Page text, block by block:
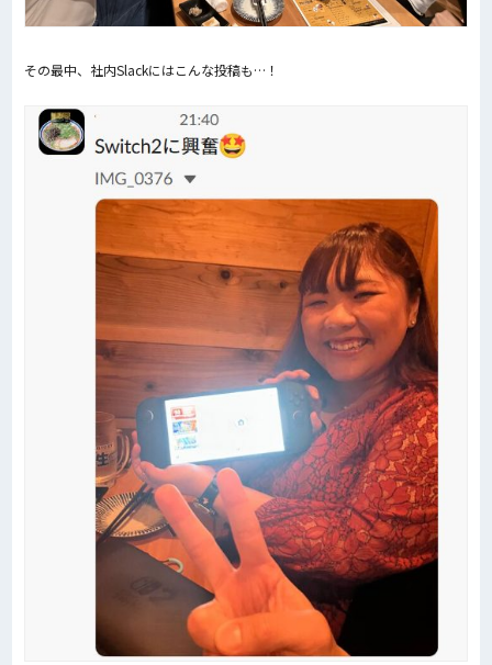
その最中、社内Slackにはこんな投稿も…！